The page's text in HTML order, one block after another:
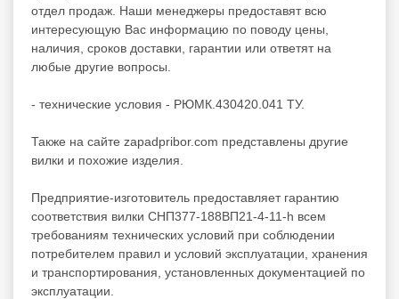
отдел продаж. Наши менеджеры предоставят всю
интересующую Вас информацию по поводу цены,
наличия, сроков доставки, гарантии или ответят на
любые другие вопросы.
- технические условия - РЮМК.430420.041 ТУ.
Также на сайте zapadpribor.com представлены другие
вилки и похожие изделия.
Предприятие-изготовитель предоставляет гарантию
соответствия вилки СНП377-188ВП21-4-11-h всем
требованиям технических условий при соблюдении
потребителем правил и условий эксплуатации, хранения
и транспортирования, установленных документацией по
эксплуатации.